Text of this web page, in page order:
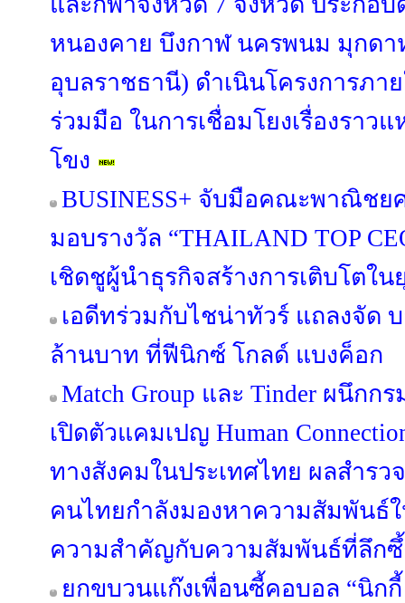
หนองคาย บึงกาฬ นครพนม มุกดา
อุบลราชธานี) ดำเนินโครงการภ
ร่วมมือ ในการเชื่อมโยงเรื่องราว
โขง
BUSINESS+ จับมือคณะพาณิชย
มอบรางวัล “THAILAND TOP
เชิดชูผู้นำธุรกิจสร้างการเติบโตใน
เอดีทร่วมกับไชน่าทัวร์ แถลงจัด
ล้านบาท ที่ฟีนิกซ์ โกลด์ แบงค็อก
Match Group และ Tinder ผนึก
เปิดตัวแคมเปญ Human
ทางสังคมในประเทศไทย ผลสำรว
คนไทยกำลังมองหาความสัมพันธ์
ความสำคัญกับความสัมพันธ์ที่ลึก
ยกขบวนแก๊งเพื่อนซี้คอบอล “นิกกี้